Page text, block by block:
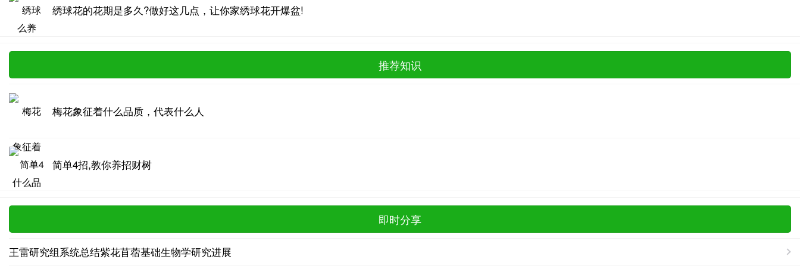
绣球花的花期是多久?做好这几点，让你家绣球花开爆盆!
推荐知识
梅花象征着什么品质，代表什么人
简单4招,教你养招财树
即时分享
王雷研究组系统总结紫花苜蓿基础生物学研究进展